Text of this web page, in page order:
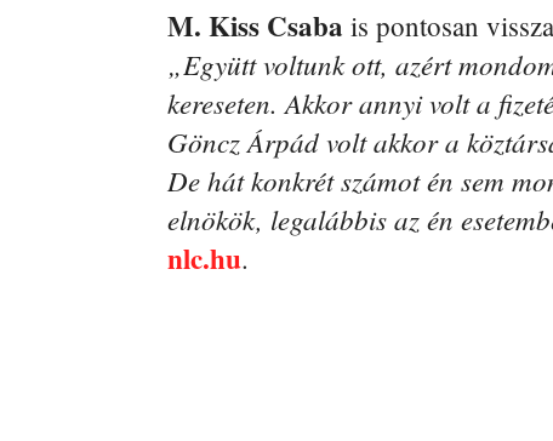
M. Kiss Csaba is pontosan
„Együtt voltunk ott, azért
kereseten. Akkor annyi volt a
Göncz Árpád volt akkor a
De hát konkrét számot én sem
elnökök, legalábbis az én
nlc.hu.